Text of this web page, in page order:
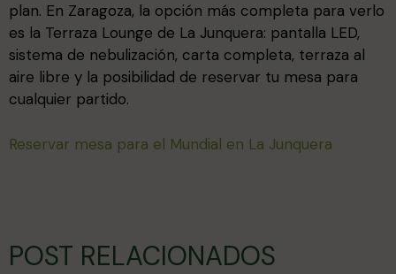
plan. En Zaragoza, la opción más completa para verlo
es la Terraza Lounge de La Junquera: pantalla LED,
sistema de nebulización, carta completa, terraza al
aire libre y la posibilidad de reservar tu mesa para
cualquier partido.
Reservar mesa para el Mundial en La Junquera
POST RELACIONADOS